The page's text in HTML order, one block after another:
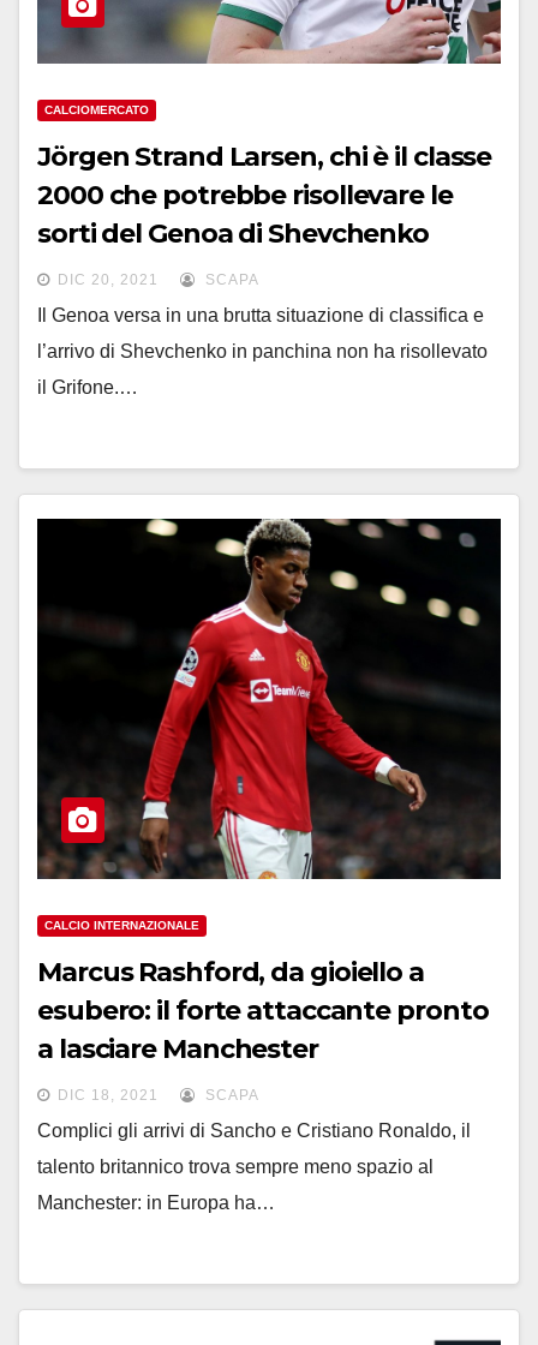
CALCIOMERCATO
Jörgen Strand Larsen, chi è il classe
2000 che potrebbe risollevare le
sorti del Genoa di Shevchenko
DIC 20, 2021 SCAPA
Il Genoa versa in una brutta situazione di classifica e
l’arrivo di Shevchenko in panchina non ha risollevato
il Grifone.…
CALCIO INTERNAZIONALE
Marcus Rashford, da gioiello a
esubero: il forte attaccante pronto
a lasciare Manchester
DIC 18, 2021 SCAPA
Complici gli arrivi di Sancho e Cristiano Ronaldo, il
talento britannico trova sempre meno spazio al
Manchester: in Europa ha…